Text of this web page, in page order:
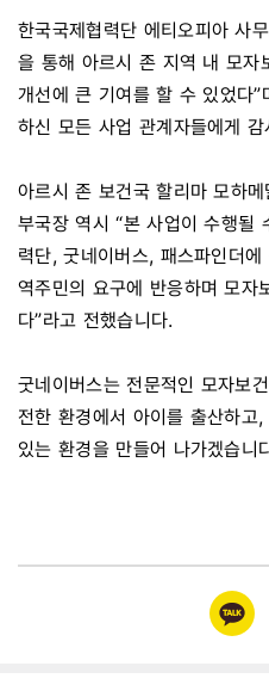
한국국제협력단 에티오피아 사
을 통해 아르시 존 지역 내 모자
개선에 큰 기여를 할 수 있었다
하신 모든 사업 관계자들에게
아르시 존 보건국 할리마 모
부국장 역시 “본 사업이 수행될
력단, 굿네이버스, 패스파인더
역주민의 요구에 반응하며 모자
다”라고 전했습니다.
굿네이버스는 전문적인 모자보
전한 환경에서 아이를 출산하고
있는 환경을 만들어 나가겠습니
카카오
링크